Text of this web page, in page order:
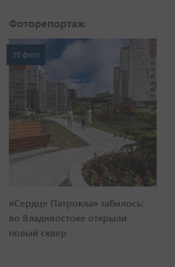
Фоторепортаж
20 фото
«Сердце Патрокла» забилось:
во Владивостоке открыли
новый сквер